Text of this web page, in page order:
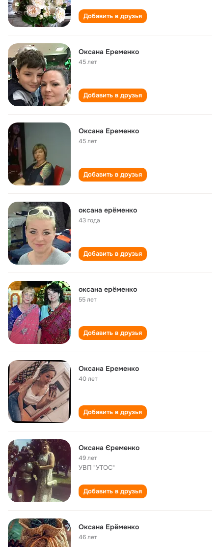
Добавить в друзья
Оксана Еременко
45 лет
Добавить в друзья
Оксана Еременко
45 лет
Добавить в друзья
оксана ерёменко
43 года
Добавить в друзья
оксана ерёменко
55 лет
Добавить в друзья
Оксана Еременко
40 лет
Добавить в друзья
Оксана Єременко
49 лет
УВП "УТОС"
Добавить в друзья
Оксана Ерёменко
46 лет